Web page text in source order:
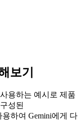
보기
용하는 예시로 제품
성된
하여 Gemini에게 다